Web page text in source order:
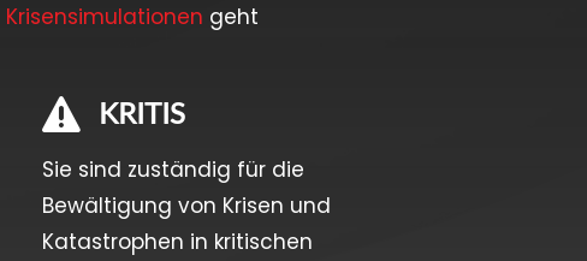
Krisensimulationen geht
 KRITIS
Sie sind zuständig für die
Bewältigung von Krisen und
Katastrophen in kritischen